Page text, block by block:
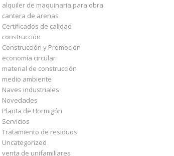
alquiler de maquinaria para obra
cantera de arenas
Certificados de calidad
construcción
Construcción y Promoción
economía circular
material de construcción
medio ambiente
Naves industriales
Novedades
Planta de Hormigón
Servicios
Tratamiento de residuos
Uncategorized
venta de unifamiliares